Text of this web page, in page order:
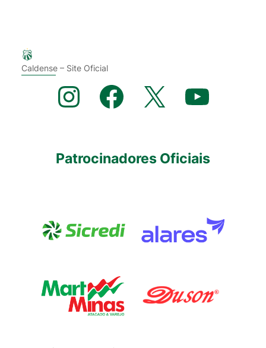
Caldense – Site Oficial
Instagram Facebook X YouTube
Patrocinadores Oficiais